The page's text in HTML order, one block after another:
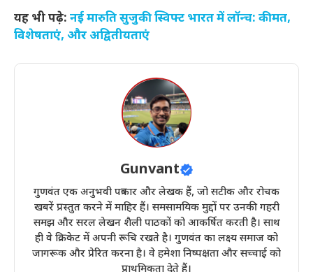
यह भी पढ़े: नई मारुति सुजुकी स्विफ्ट भारत में लॉन्च: कीमत,
विशेषताएं, और अद्वितीयताएं
Gunvant
गुणवंत एक अनुभवी पत्रकार और लेखक हैं, जो सटीक और रोचक
खबरें प्रस्तुत करने में माहिर हैं। समसामयिक मुद्दों पर उनकी गहरी
समझ और सरल लेखन शैली पाठकों को आकर्षित करती है। साथ
ही वे क्रिकेट में अपनी रूचि रखते है। गुणवंत का लक्ष्य समाज को
जागरूक और प्रेरित करना है। वे हमेशा निष्पक्षता और सच्चाई को